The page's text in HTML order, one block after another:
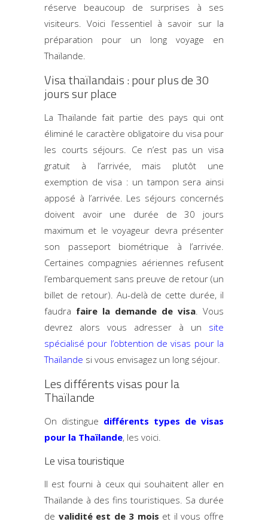
réserve beaucoup de surprises à ses
visiteurs. Voici l’essentiel à savoir sur la
préparation pour un long voyage en
Thaïlande.
Visa thaïlandais : pour plus de 30
jours sur place
La Thaïlande fait partie des pays qui ont
éliminé le caractère obligatoire du visa pour
les courts séjours. Ce n’est pas un visa
gratuit à l’arrivée, mais plutôt une
exemption de visa : un tampon sera ainsi
apposé à l’arrivée. Les séjours concernés
doivent avoir une durée de 30 jours
maximum et le voyageur devra présenter
son passeport biométrique à l’arrivée.
Certaines compagnies aériennes refusent
l’embarquement sans preuve de retour (un
billet de retour). Au-delà de cette durée, il
faudra faire la demande de visa . Vous
devrez alors vous adresser à un site
spécialisé pour l’obtention de visas pour la
Thaïlande si vous envisagez un long séjour.
Les différents visas pour la
Thaïlande
On distingue différents types de visas
pour la Thaïlande, les voici.
Le visa touristique
Il est fourni à ceux qui souhaitent aller en
Thaïlande à des fins touristiques. Sa durée
de validité est de 3 mois et il vous offre